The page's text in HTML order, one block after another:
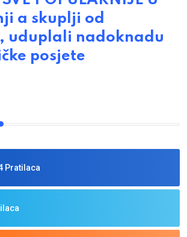
a skuplji od
uduplali nadoknadu
posjete
Pratilaca